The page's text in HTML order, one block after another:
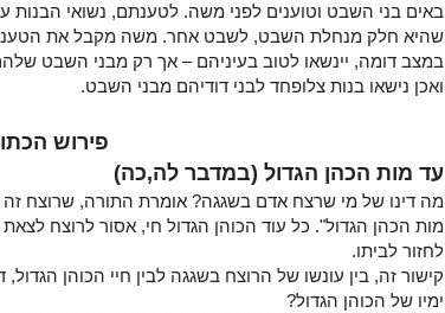
באים בני השבט וטוענים לפני משה. לטענתם, נשואי
שהיא חלק מנחלת השבט, לשבט אחר. משה מקבל את הטענה
במצב דומה, יינשאו לטוב בעיניהם – אך רק מבני השבט
ואכן נישאו בנות צלופחד לבני דודיהם מבני השבט.
פירוש
עד מות הכהן הגדול (במדבר לה,כה)
מה דינו של מי שרצח אדם בשגגה? אומרת התורה, שרוצח
מות הכהן הגדול". כל עוד הכוהן הגדול חי, אסור לרוצח
לחזור לביתו.
קישור זה, בין עונשו של הרוצח בשגגה לבין חיי הכוהן
ימיו של הכוהן הגדול?